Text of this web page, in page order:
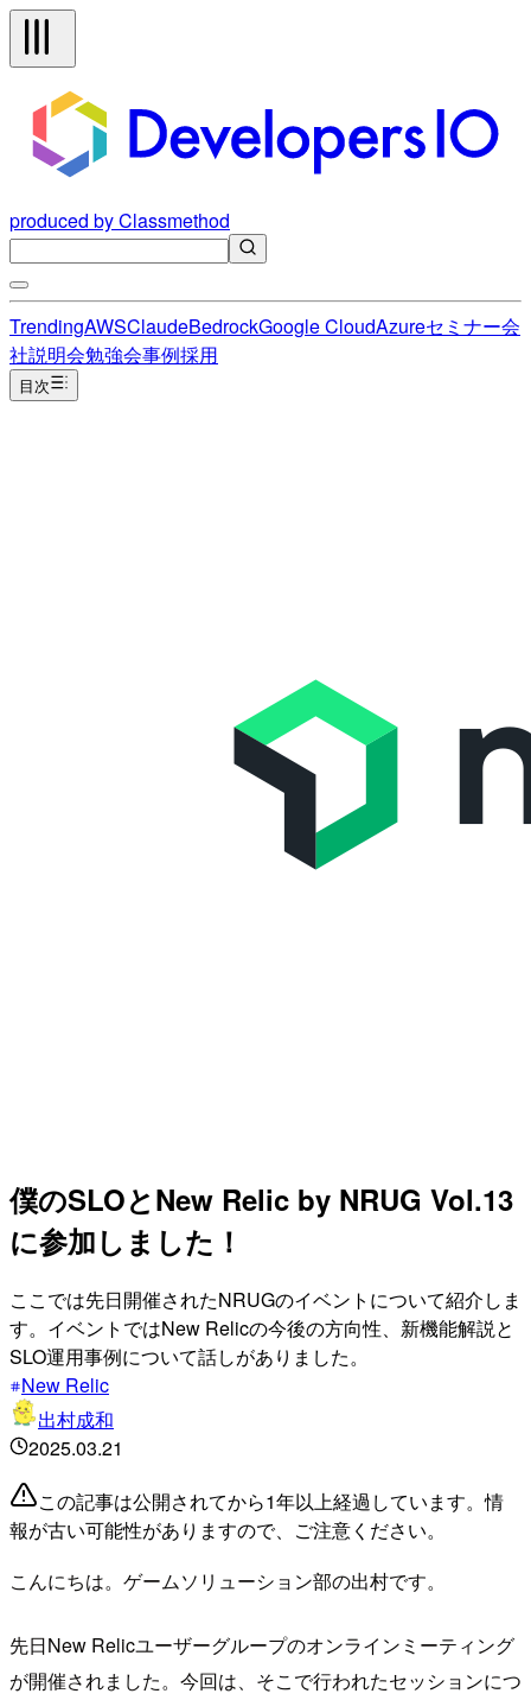
produced by Classmethod
TrendingAWSClaudeBedrockGoogle CloudAzureセミナー会
社説明会勉強会事例採用
目次
僕のSLOとNew Relic by NRUG Vol.13
に参加しました！
ここでは先日開催されたNRUGのイベントについて紹介しま
す。イベントではNew Relicの今後の方向性、新機能解説と
SLO運用事例について話しがありました。
New Relic
出村成和
2025.03.21
この記事は公開されてから1年以上経過しています。情
報が古い可能性がありますので、ご注意ください。
こんにちは。ゲームソリューション部の出村です。
先日New Relicユーザーグループのオンラインミーティング
が開催されました。今回は、そこで行われたセッションにつ